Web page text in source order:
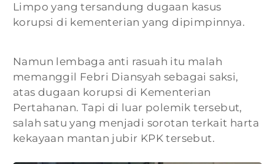
Limpo yang tersandung dugaan kasus
korupsi di kementerian yang dipimpinnya.
Namun lembaga anti rasuah itu malah
memanggil Febri Diansyah sebagai saksi,
atas dugaan korupsi di Kementerian
Pertahanan. Tapi di luar polemik tersebut,
salah satu yang menjadi sorotan terkait harta
kekayaan mantan jubir KPK tersebut.